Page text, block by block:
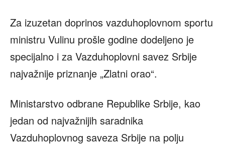
Za izuzetan doprinos vazduhoplovnom sportu
ministru Vulinu prošle godine dodeljeno je
specijalno i za Vazduhoplovni savez Srbije
najvažnije priznanje „Zlatni orao“.
Ministarstvo odbrane Republike Srbije, kao
jedan od najvažnijih saradnika
Vazduhoplovnog saveza Srbije na polju